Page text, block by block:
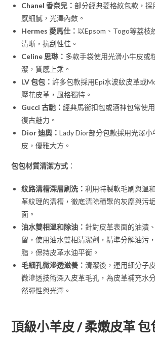
Chanel 香奈兒：部分經典菱格紋包款，採
感細膩，光澤內斂。
Hermes 愛馬仕：以Epsom、Togo等荔枝
清晰，抗刮性佳。
Celine 思琳： 多款手袋使用光滑小牛皮或
潔，質感上乘。
LV 包包：許多包款採用Epi水波紋皮革或
壓花皮革，風格獨特。
Gucci 古馳：經典馬銜扣包或酒神包常使
復古魅力。
Dior 迪奧：Lady Dior部分包款採用光澤
皮，優雅大方。
包包材質清潔方式 ：
紋路溝槽深層刷洗：利用特製軟毛刷與溫
革紋理的溝槽，徹底清除積聚的灰塵與污
面。
油水雙相溫和除油： 針對皮革表面的油漬
留，使用油水雙相清潔劑，精準分解油污
脂，保持皮革水油平衡。
毛細孔微滲透滋養：清潔後，運用細分子
微滲透技術深入皮革毛孔，為皮革補充水
然彈性與光澤。
頂級小羊皮 / 柔嫩皮革 包